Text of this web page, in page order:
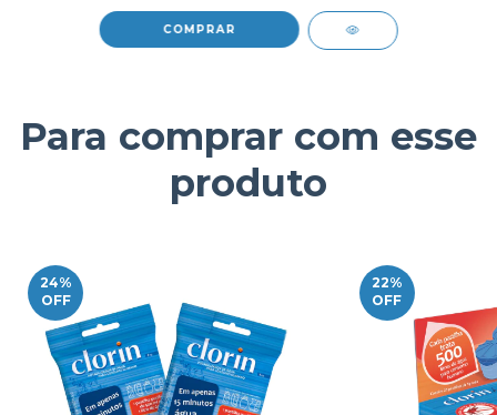
Para comprar com esse
produto
24%
OFF
22%
OFF